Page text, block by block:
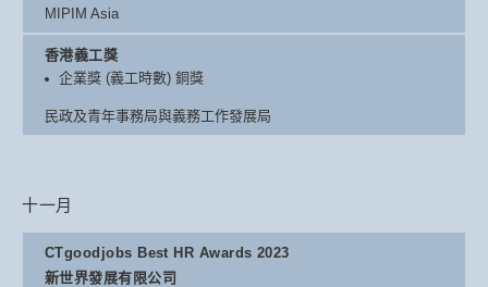
MIPIM Asia
香港義工獎
企業獎 (義工時數) 銅獎
民政及青年事務局與義務工作發展局
十一月
CTgoodjobs Best HR Awards 2023
新世界發展有限公司